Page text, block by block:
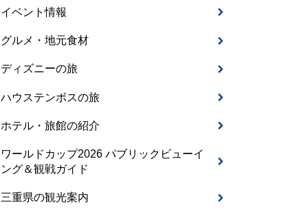
イベント情報
グルメ・地元食材
ディズニーの旅
ハウステンボスの旅
ホテル・旅館の紹介
ワールドカップ2026 パブリックビューイ
ング＆観戦ガイド
三重県の観光案内